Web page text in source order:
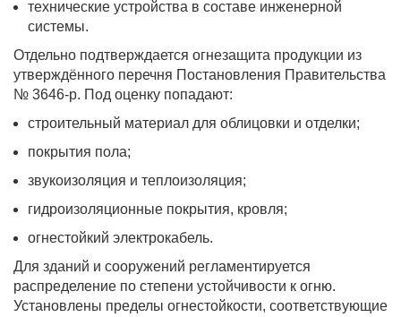
технические устройства в составе инженерной
системы.
Отдельно подтверждается огнезащита продукции из
утверждённого перечня Постановления Правительства
№ 3646-р. Под оценку попадают:
строительный материал для облицовки и отделки;
покрытия пола;
звукоизоляция и теплоизоляция;
гидроизоляционные покрытия, кровля;
огнестойкий электрокабель.
Для зданий и сооружений регламентируется
распределение по степени устойчивости к огню.
Установлены пределы огнестойкости, соответствующие